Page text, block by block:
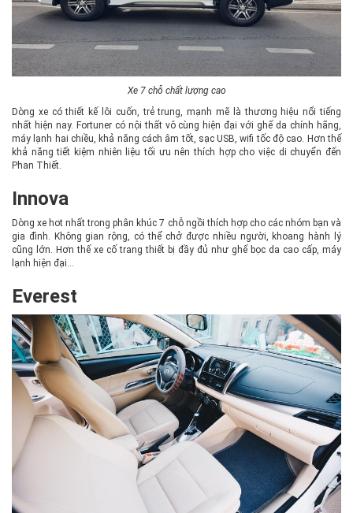
Xe 7 chỗ chất lượng cao
Dòng xe có thiết kế lôi cuốn, trẻ trung, mạnh mẽ là thương hiệu nổi tiếng
nhất hiện nay. Fortuner có nội thất vô cùng hiện đại với ghế da chính hãng,
máy lạnh hai chiều, khả năng cách âm tốt, sạc USB, wifi tốc độ cao. Hơn thế
khả năng tiết kiệm nhiên liệu tối ưu nên thích hợp cho việc di chuyển đến
Phan Thiết.
Innova
Dòng xe hot nhất trong phân khúc 7 chỗ ngồi thích hợp cho các nhóm bạn và
gia đình. Không gian rộng, có thể chở được nhiều người, khoang hành lý
cũng lớn. Hơn thế xe cố trang thiết bị đầy đủ như ghế bọc da cao cấp, máy
lạnh hiện đại…
Everest